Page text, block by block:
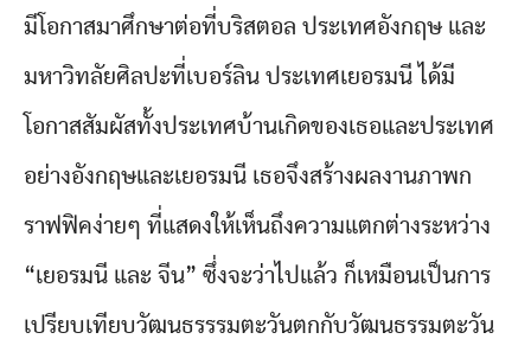
มีโอกาสมาศึกษาต่อที่บริสตอล ประเทศอังกฤษ และ
มหาวิทลัยศิลปะที่เบอร์ลิน ประเทศเยอรมนี ได้มี
โอกาสสัมผัสทั้งประเทศบ้านเกิดของเธอและประเทศ
อย่างอังกฤษและเยอรมนี เธอจึงสร้างผลงานภาพก
ราฟฟิคง่ายๆ ที่แสดงให้เห็นถึงความแตกต่างระหว่าง
“เยอรมนี และ จีน” ซึ่งจะว่าไปแล้ว ก็เหมือนเป็นการ
เปรียบเทียบวัฒนธรรรมตะวันตกกับวัฒนธรรมตะวัน